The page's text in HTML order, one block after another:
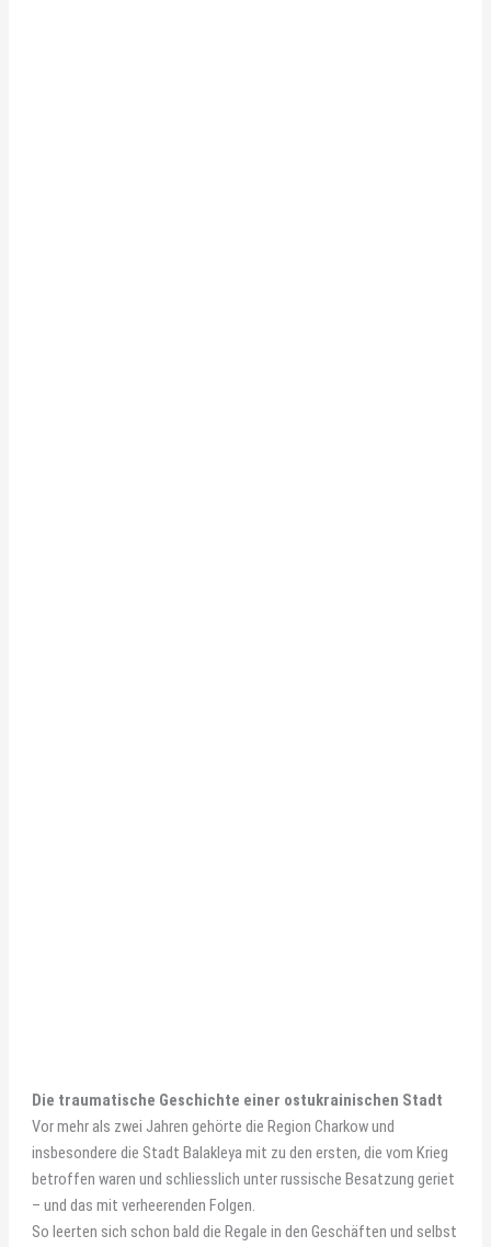
Die traumatische Geschichte einer ostukrainischen Stadt
Vor mehr als zwei Jahren gehörte die Region Charkow und
insbesondere die Stadt Balakleya mit zu den ersten, die vom Krieg
betroffen waren und schliesslich unter russische Besatzung geriet
– und das mit verheerenden Folgen.
So leerten sich schon bald die Regale in den Geschäften und selbst